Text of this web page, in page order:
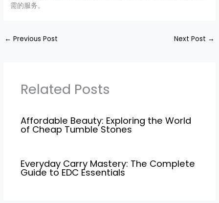
需的服务。
← Previous Post Next Post →
Related Posts
Affordable Beauty: Exploring the World
of Cheap Tumble Stones
Everyday Carry Mastery: The Complete
Guide to EDC Essentials